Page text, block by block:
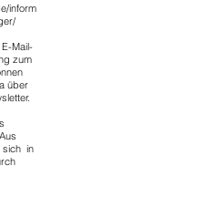
inform
Mail-
zum
über
sich in